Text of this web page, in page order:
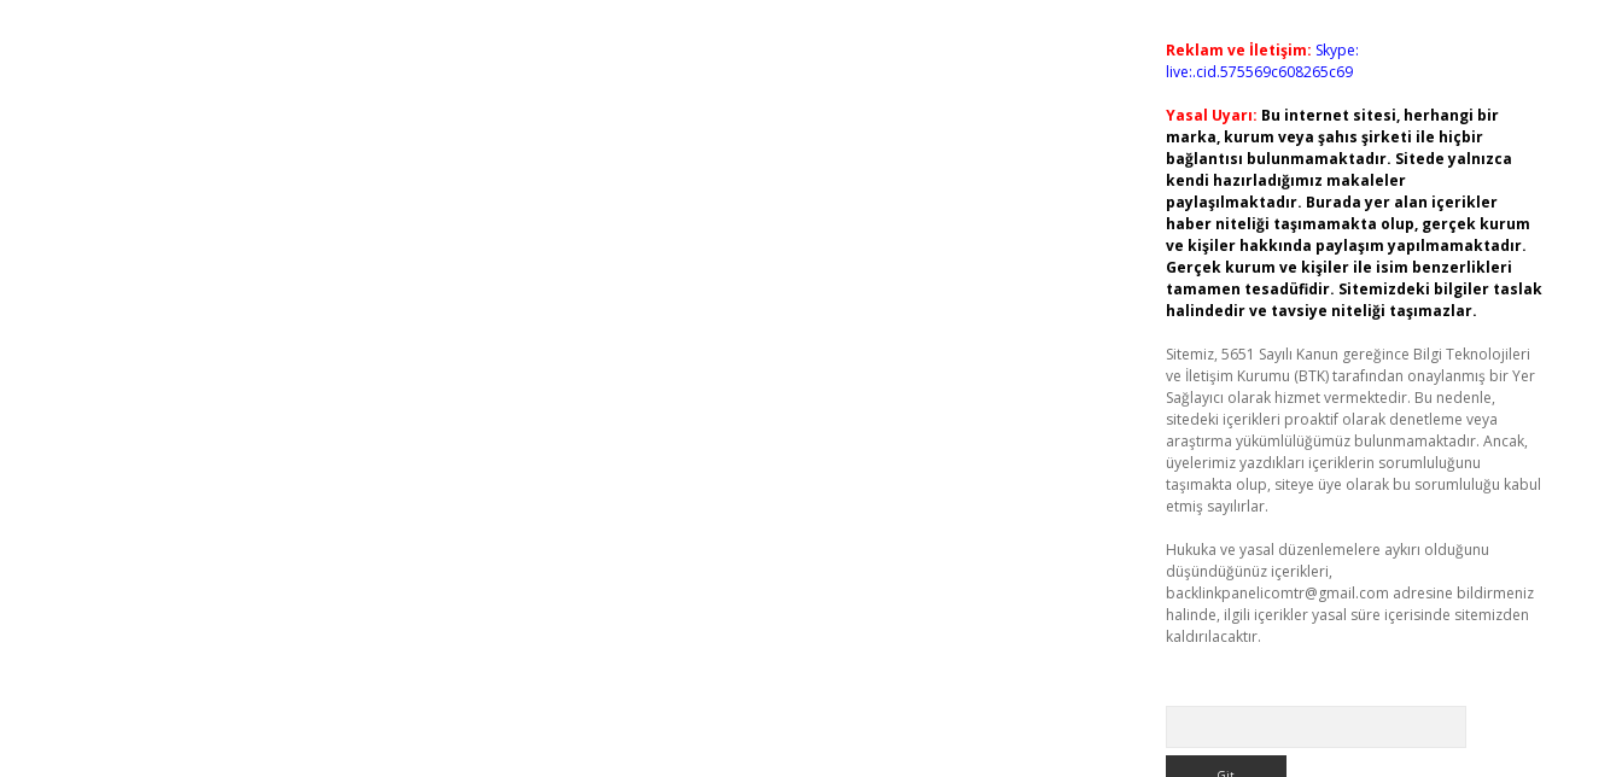
Reklam ve İletişim: Skype:
live:.cid.575569c608265c69
Yasal Uyarı: Bu internet sitesi, herhangi bir
marka, kurum veya şahıs şirketi ile hiçbir
bağlantısı bulunmamaktadır. Sitede yalnızca
kendi hazırladığımız makaleler
paylaşılmaktadır. Burada yer alan içerikler
haber niteliği taşımamakta olup, gerçek kurum
ve kişiler hakkında paylaşım yapılmamaktadır.
Gerçek kurum ve kişiler ile isim benzerlikleri
tamamen tesadüfidir. Sitemizdeki bilgiler taslak
halindedir ve tavsiye niteliği taşımazlar.
Sitemiz, 5651 Sayılı Kanun gereğince Bilgi Teknolojileri
ve İletişim Kurumu (BTK) tarafından onaylanmış bir Yer
Sağlayıcı olarak hizmet vermektedir. Bu nedenle,
sitedeki içerikleri proaktif olarak denetleme veya
araştırma yükümlülüğümüz bulunmamaktadır. Ancak,
üyelerimiz yazdıkları içeriklerin sorumluluğunu
taşımakta olup, siteye üye olarak bu sorumluluğu kabul
etmiş sayılırlar.
Hukuka ve yasal düzenlemelere aykırı olduğunu
düşündüğünüz içerikleri,
backlinkpanelicomtr@gmail.com adresine bildirmeniz
halinde, ilgili içerikler yasal süre içerisinde sitemizden
kaldırılacaktır.